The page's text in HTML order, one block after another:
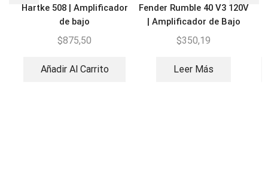
Hartke 508 | Amplificador
de bajo
$875,50
Añadir Al Carrito
Fender Rumble 40 V3 120V
| Amplificador de Bajo
$350,19
Leer Más